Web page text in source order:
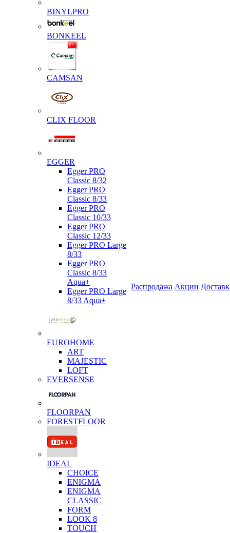
BINYLPRO
BONKEEL
CAMSAN
CLIX FLOOR
EGGER
Egger PRO
Classic 8/32
Egger PRO
Classic 8/33
Egger PRO
Classic 10/33
Egger PRO
Classic 12/33
Egger PRO Large
8/33
Egger PRO
Classic 8/33
Aqua+
Egger PRO Large
8/33 Aqua+
EUROHOME
ART
MAJESTIC
LOFT
EVERSENSE
FLOORPAN
FORESTFLOOR
IDEAL
CHOICE
ENIGMA
ENIGMA
CLASSIC
FORM
LOOK 8
TOUCH
Распродажа Акции